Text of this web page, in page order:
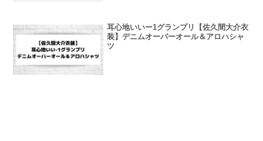
耳心地いいー1グランプリ【佐久間大介衣
装】デニムオーバーオール＆アロハシャ
ツ